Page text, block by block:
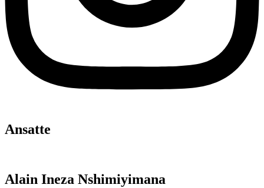
Ansatte
Alain Ineza Nshimiyimana